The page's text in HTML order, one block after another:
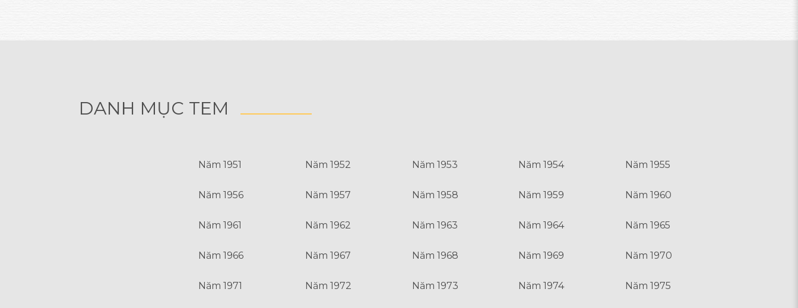
DANH MỤC TEM
Năm 1951 Năm 1952 Năm 1953 Năm 1954 Năm 1955
Năm 1956 Năm 1957 Năm 1958 Năm 1959 Năm 1960
Năm 1961 Năm 1962 Năm 1963 Năm 1964 Năm 1965
Năm 1966 Năm 1967 Năm 1968 Năm 1969 Năm 1970
Năm 1971 Năm 1972 Năm 1973 Năm 1974 Năm 1975